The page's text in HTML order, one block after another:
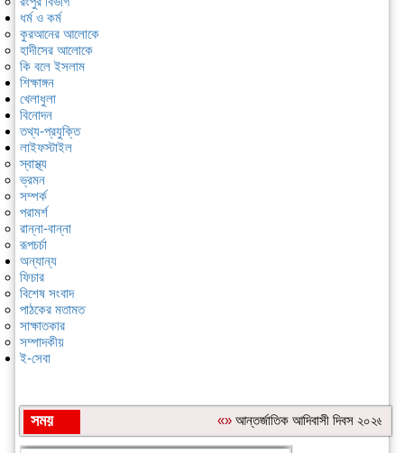
ধর্ম ও কর্ম
কুরআনের আলোকে
হাদীসের আলোকে
কি বলে ইসলাম
শিক্ষাঙ্গন
খেলাধুলা
বিনোদন
তথ্য-প্রযুক্তি
লাইফস্টাইল
স্বাস্থ্য
ভ্রমন
সম্পর্ক
পরামর্শ
রান্না-বান্না
রূপচর্চা
অন্যান্য
ফিচার
বিশেষ সংবাদ
পাঠকের মতামত
সাক্ষাতকার
সম্পাদকীয়
ই-সেবা
সময়
শিরোনাম:
«»আন্তর্জাতিক আদিবাসী দিবস ২০২৬: